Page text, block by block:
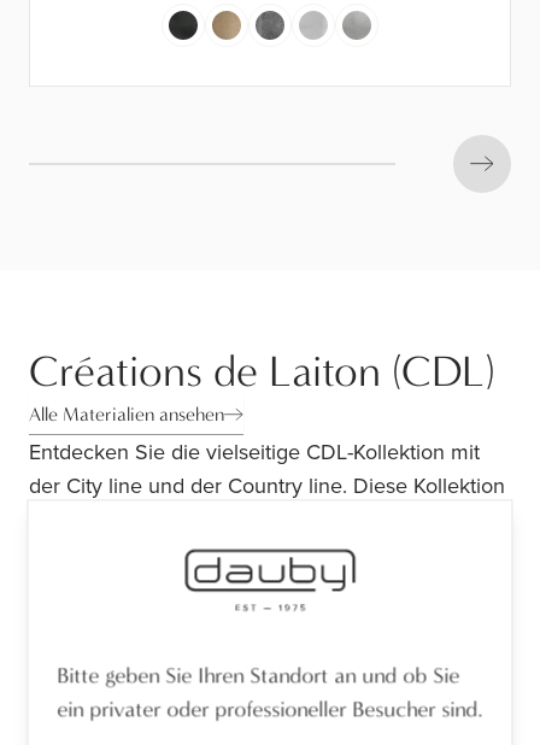
Next
Créations de Laiton (CDL)
Alle Materialien ansehen
Entdecken Sie die vielseitige CDL-Kollektion mit
der City line und der Country line. Diese Kollektion
einer natürlichen Patina, die perfekt für jeden
Einrichtungsstil - vom Landhausstil bis zum Art
bringt zeitlose Eleganz in Ihr Heim.
Bitte geben Sie Ihren Standort an und ob Sie
ein privater oder professioneller Besucher sind.